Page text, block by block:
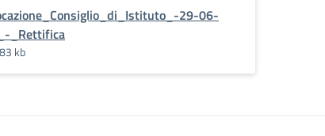
29-06-
_Rettifica
kb